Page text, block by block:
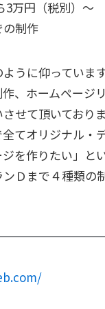
3万円（税別）～
の制作
うに仰っています
、ホームページ
せて頂いており
てオリジナル・
を作りたい」
Ｄまで４種類